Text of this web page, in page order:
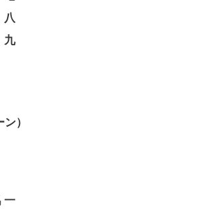
八
九
）
一